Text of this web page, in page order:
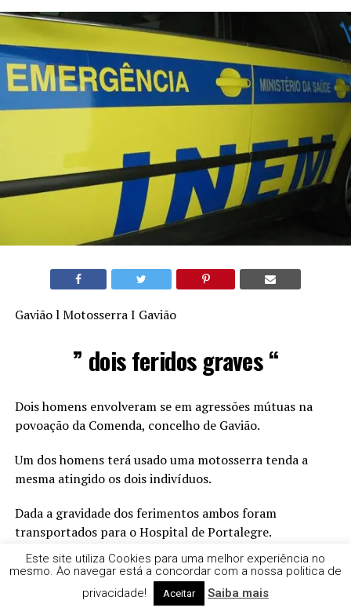
Gavião l Motosserra I Gavião
” dois feridos graves “
Dois homens envolveram se em agressões mútuas na
povoação da Comenda, concelho de Gavião.
Um dos homens terá usado uma motosserra tenda a
mesma atingido os dois indivíduos.
Dada a gravidade dos ferimentos ambos foram
transportados para o Hospital de Portalegre.
As agressões culminaram com espancamento em plena
Este site utiliza Cookies para uma melhor experiência no
mesmo. Ao navegar está a concordar com a nossa politica de
privacidade!
Aceitar Saiba mais